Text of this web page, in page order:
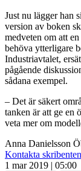
Just nu lägger han
version av boken
medveten om att
behöva ytterligare
Industriavtalet,
pågående
sådana exempel.
– Det är säkert
tanken är att ge en
veta mer om
Anna Danielsson
Kontakta skribenten
1 mar 2019 | 05:00